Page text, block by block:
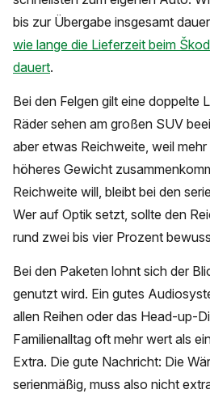
bis zur Übergabe insgesamt
wie lange die Lieferzeit beim
dauert.
Bei den Felgen gilt eine doppelte
Räder sehen am großen SUV
aber etwas Reichweite, weil
höheres Gewicht
Reichweite will, bleibt bei den
Wer auf Optik setzt, sollte den
rund zwei bis vier Prozent
Bei den Paketen lohnt sich der
genutzt wird. Ein gutes
allen Reihen oder das Head-up-
Familienalltag oft mehr wert als
Extra. Die gute Nachricht: Die
serienmäßig, muss also nicht